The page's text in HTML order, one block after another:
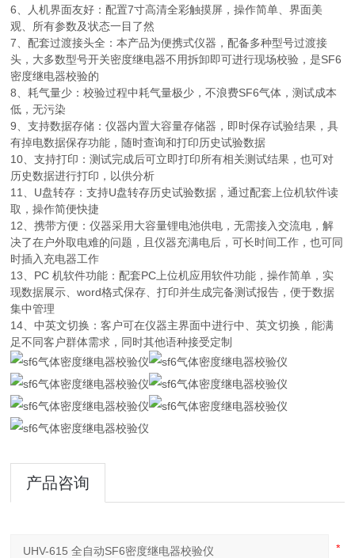
6、人机界面友好：配置7寸高清全彩触摸屏，操作简单、界面美
观、所有参数及状态一目了然
7、配套过渡接头全：本产品为便携式仪器，配备多种型号过渡接
头，大多数型号开关密度继电器不用拆卸即可进行现场校验，是SF6
密度继电器校验的
8、耗气量少：校验过程中耗气量极少，不浪费SF6气体，测试成本
低，无污染
9、支持数据存储：仪器内置大容量存储器，即时保存试验结果，具
有掉电数据保存功能，随时查询和打印历史试验数据
10、支持打印：测试完成后可立即打印所有相关测试结果，也可对
历史数据进行打印，以供分析
11、U盘转存：支持U盘转存历史试验数据，通过配套上位机软件读
取，操作简便快捷
12、携带方便：仪器采用大容量锂电池供电，无需接入交流电，解
决了在户外取电难的问题，且仪器充满电后，可长时间工作，也可同
时插入充电器工作
13、PC 机软件功能：配套PC上位机应用软件功能，操作简单，实
现数据展示、word格式保存、打印并生成完备测试报告，便于数据
集中管理
14、中英文切换：客户可在仪器主界面中进行中、英文切换，能满
足不同客户群体需求，同时其他语种接受定制
产品咨询